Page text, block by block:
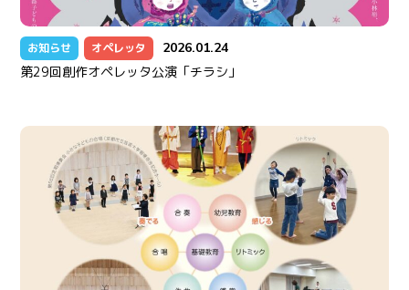
お知らせ オペレッタ 2026.01.24
第29回創作オペレッタ公演「チラシ」